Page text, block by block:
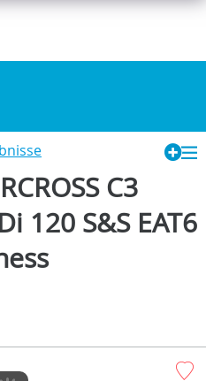
C3
120 S&S EAT6